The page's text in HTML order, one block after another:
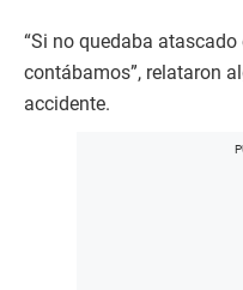
“Si no quedaba
contábamos”, relataron
accidente.